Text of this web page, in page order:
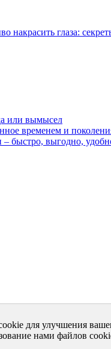
накрасить глаза:
или вымысел
временем и
быстро, выгодно,
для улучшения
нами файлов